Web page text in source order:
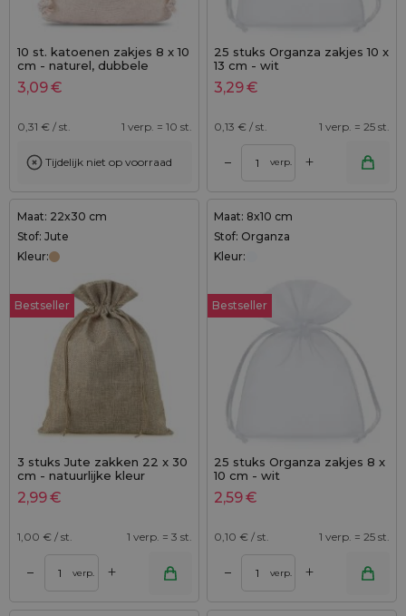
10 st. katoenen zakjes 8 x 10
cm - naturel, dubbele
trekkoord
3,09€
0,31 € / st. 1 verp. = 10 st.
Tijdelijk niet op voorraad
25 stuks Organza zakjes 10 x
13 cm - wit
3,29€
0,13 € / st. 1 verp. = 25 st.
– verp. +
Maat: 22x30 cm
Stof: Jute
Kleur:
Bestseller
3 stuks Jute zakken 22 x 30
cm - natuurlijke kleur
2,99€
1,00 € / st. 1 verp. = 3 st.
– verp. +
Maat: 8x10 cm
Stof: Organza
Kleur:
Bestseller
25 stuks Organza zakjes 8 x
10 cm - wit
2,59€
0,10 € / st. 1 verp. = 25 st.
– verp. +